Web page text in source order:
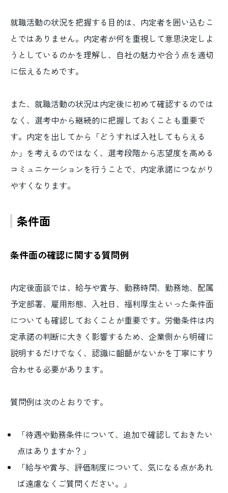
就職活動の状況を把握する目的は、内定者を囲い込むこ
とではありません。内定者が何を重視して意思決定しよ
うとしているのかを理解し、自社の魅力や合う点を適切
に伝えるためです。
また、就職活動の状況は内定後に初めて確認するのでは
なく、選考中から継続的に把握しておくことも重要で
す。内定を出してから「どうすれば入社してもらえる
か」を考えるのではなく、選考段階から志望度を高める
コミュニケーションを行うことで、内定承諾につながり
やすくなります。
条件面
条件面の確認に関する質問例
内定後面談では、給与や賞与、勤務時間、勤務地、配属
予定部署、雇用形態、入社日、福利厚生といった条件面
についても確認しておくことが重要です。労働条件は内
定承諾の判断に大きく影響するため、企業側から明確に
説明するだけでなく、認識に齟齬がないかを丁寧にすり
合わせる必要があります。
質問例は次のとおりです。
「待遇や勤務条件について、追加で確認しておきたい
点はありますか？」
「給与や賞与、評価制度について、気になる点があれ
ば遠慮なくご質問ください。」